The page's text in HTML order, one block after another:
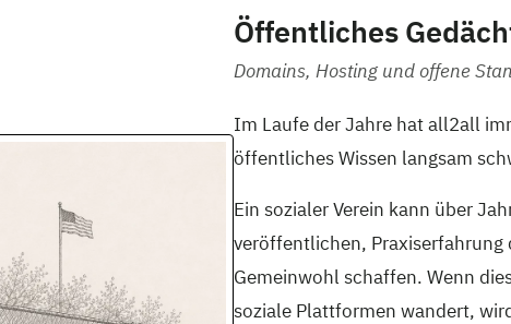
Öffentliches
Domains, Hosting und offene
Im Laufe der Jahre hat all2all
öffentliches Wissen langsam
Ein sozialer Verein kann über
veröffentlichen,
Gemeinwohl schaffen. Wenn
soziale Plattformen wandert,